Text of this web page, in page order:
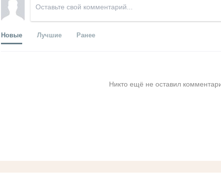
Новые Лучшие Ранее
Никто ещё не оставил